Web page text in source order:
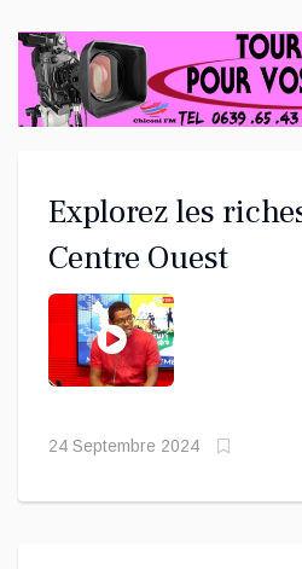
Explorez les
Centre Ouest
24 Septembre 2024